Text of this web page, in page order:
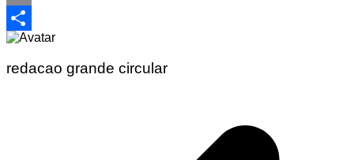
Email
Share
redacao grande circular